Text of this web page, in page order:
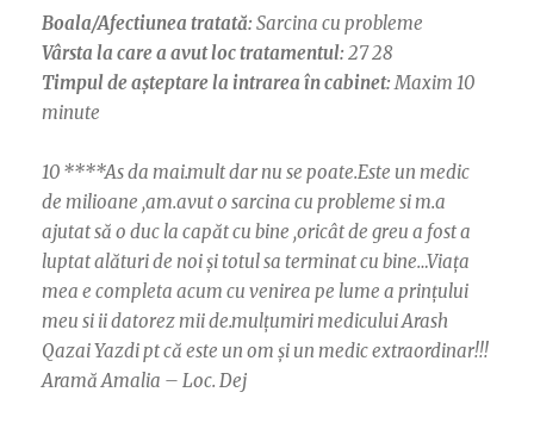
Boala/Afectiunea tratată: Sarcina cu probleme
Vârsta la care a avut loc tratamentul: 27 28
Timpul de așteptare la intrarea în cabinet:Maxim 10
minute
10 ****As da mai.mult dar nu se poate.Este un medic
de milioane ,am.avut o sarcina cu probleme si m.a
ajutat să o duc la capăt cu bine ,oricât de greu a fost a
luptat alături de noi și totul sa terminat cu bine…Viața
mea e completa acum cu venirea pe lume a prințului
meu si ii datorez mii de.mulțumiri medicului Arash
Qazai Yazdi pt că este un om și un medic extraordinar!!!
Aramă Amalia – Loc. Dej